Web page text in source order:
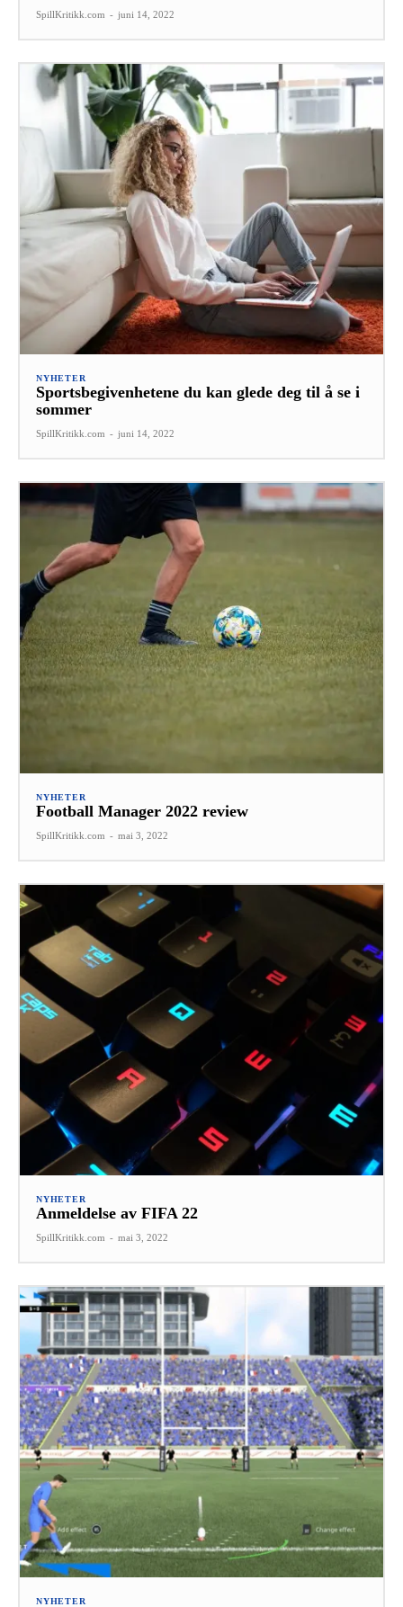
SpillKritikk.com - juni 14, 2022
NYHETER
Sportsbegivenhetene du kan glede deg til å se i
sommer
SpillKritikk.com - juni 14, 2022
NYHETER
Football Manager 2022 review
SpillKritikk.com - mai 3, 2022
NYHETER
Anmeldelse av FIFA 22
SpillKritikk.com - mai 3, 2022
NYHETER